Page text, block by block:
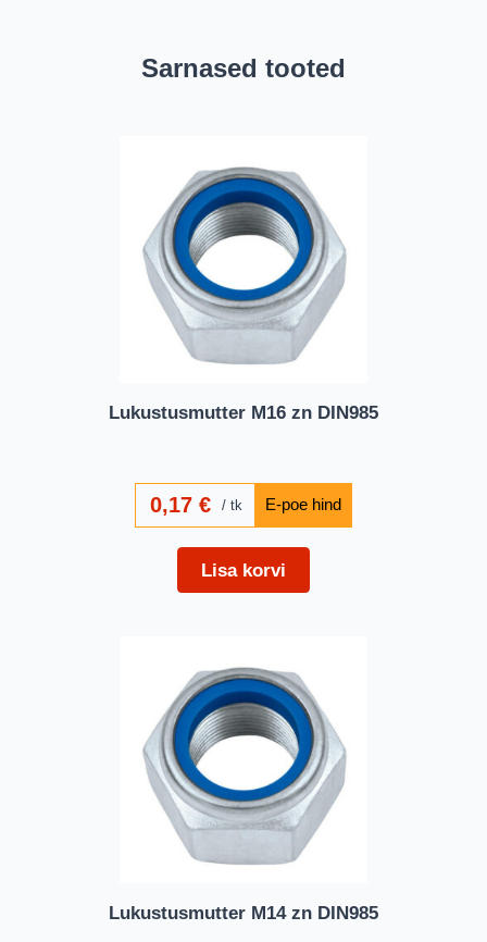
Sarnased tooted
Lukustusmutter M16 zn DIN985
0,17€ tk
Lisa korvi
Lukustusmutter M14 zn DIN985